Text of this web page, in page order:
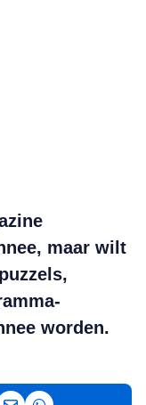
maar wilt
worden.